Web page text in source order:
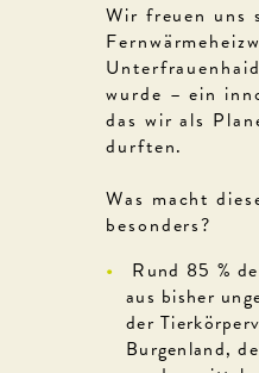
Wir freuen uns
wurde – ein
das wir als
durften.
Was macht
besonders?
Rund 85 %
aus bisher
der
Burgenland,